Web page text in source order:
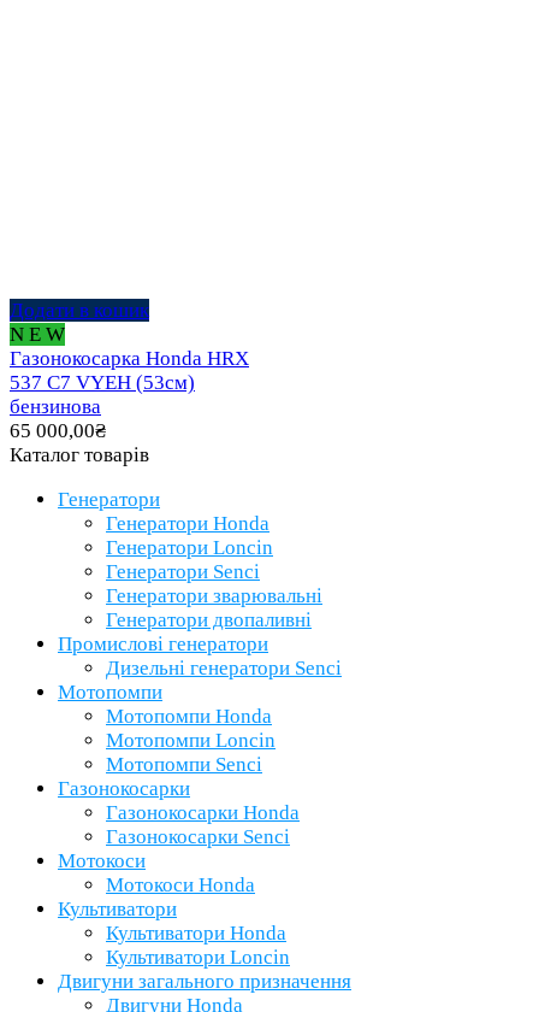
Додати в кошик
N E W
Газонокосарка Honda HRX
537 C7 VYEH (53см)
бензинова
65 000,00₴
Каталог товарів
Генератори
Генератори Honda
Генератори Loncin
Генератори Senci
Генератори зварювальні
Генератори двопаливні
Промислові генератори
Дизельні генератори Senci
Мотопомпи
Мотопомпи Honda
Мотопомпи Loncin
Мотопомпи Senci
Газонокосарки
Газонокосарки Honda
Газонокосарки Senci
Мотокоси
Мотокоси Honda
Культиватори
Культиватори Honda
Культиватори Loncin
Двигуни загального призначення
Двигуни Honda